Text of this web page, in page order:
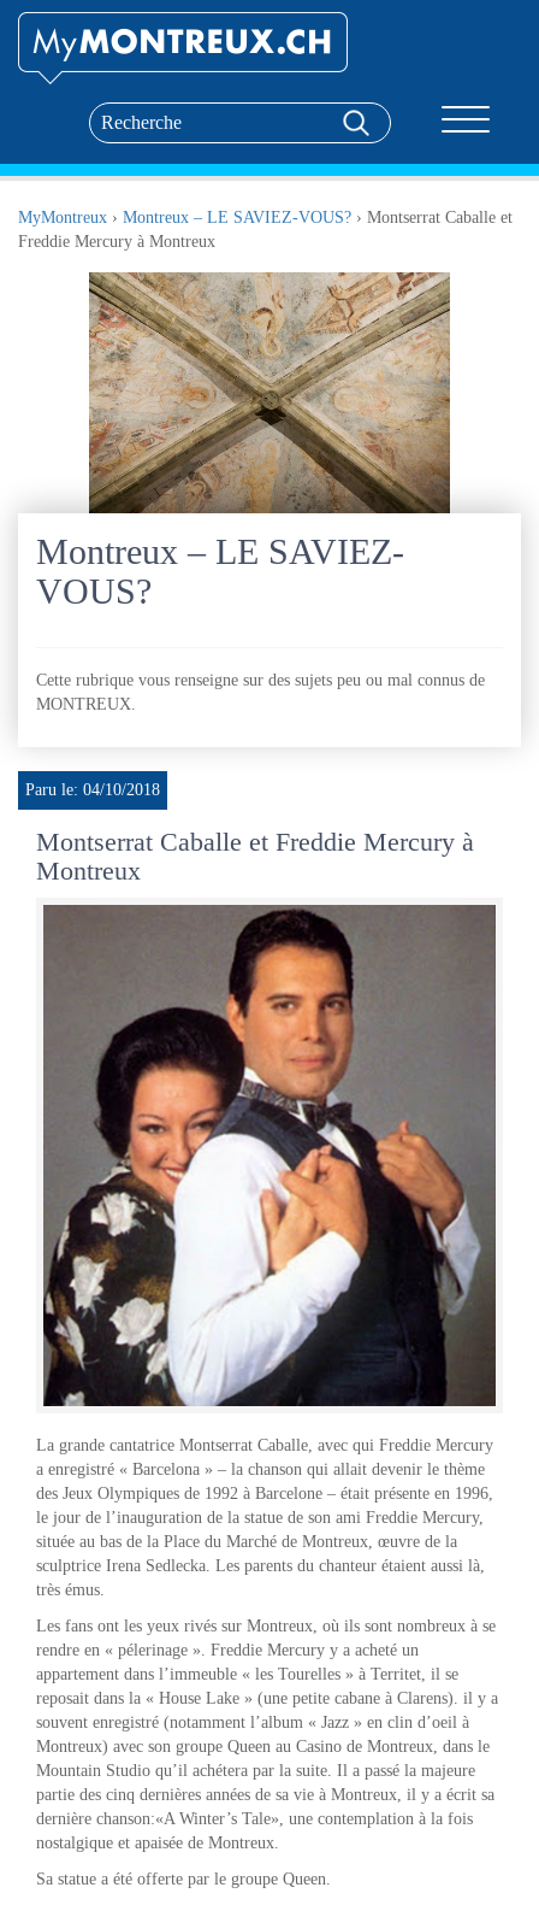
MyMontreux › Montreux – LE SAVIEZ-VOUS? › Montserrat Caballe et
Freddie Mercury à Montreux
Montreux – LE SAVIEZ-
VOUS?
Cette rubrique vous renseigne sur des sujets peu ou mal connus de
MONTREUX.
Paru le: 04/10/2018
Montserrat Caballe et Freddie Mercury à
Montreux
La grande cantatrice Montserrat Caballe, avec qui Freddie Mercury
a enregistré « Barcelona » – la chanson qui allait devenir le thème
des Jeux Olympiques de 1992 à Barcelone – était présente en 1996,
le jour de l’inauguration de la statue de son ami Freddie Mercury,
située au bas de la Place du Marché de Montreux, œuvre de la
sculptrice Irena Sedlecka. Les parents du chanteur étaient aussi là,
très émus.
Les fans ont les yeux rivés sur Montreux, où ils sont nombreux à se
rendre en « pélerinage ». Freddie Mercury y a acheté un
appartement dans l’immeuble « les Tourelles » à Territet, il se
reposait dans la « House Lake » (une petite cabane à Clarens). il y a
souvent enregistré (notamment l’album « Jazz » en clin d’oeil à
Montreux) avec son groupe Queen au Casino de Montreux, dans le
Mountain Studio qu’il achétera par la suite. Il a passé la majeure
partie des cinq dernières années de sa vie à Montreux, il y a écrit sa
dernière chanson:«A Winter’s Tale», une contemplation à la fois
nostalgique et apaisée de Montreux.
Sa statue a été offerte par le groupe Queen.